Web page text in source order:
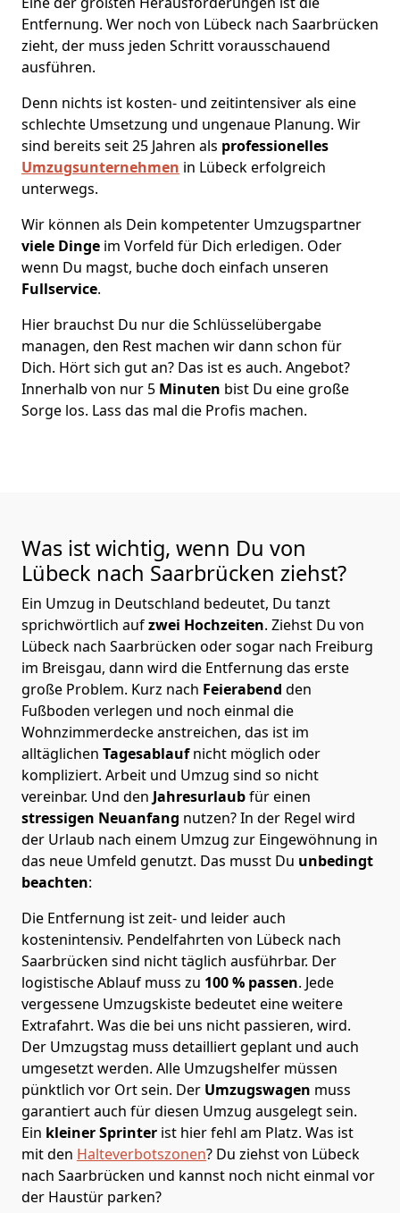
Entfernung. Wer noch von Lübeck nach Saarbrücken
zieht, der muss jeden Schritt vorausschauend
ausführen.
Denn nichts ist kosten- und zeitintensiver als eine
schlechte Umsetzung und ungenaue Planung. Wir
sind bereits seit 25 Jahren als professionelles
Umzugsunternehmen in Lübeck erfolgreich
unterwegs.
Wir können als Dein kompetenter Umzugspartner
viele Dinge im Vorfeld für Dich erledigen. Oder
wenn Du magst, buche doch einfach unseren
Fullservice.
Hier brauchst Du nur die Schlüsselübergabe
managen, den Rest machen wir dann schon für
Dich. Hört sich gut an? Das ist es auch. Angebot?
Innerhalb von nur 5 Minuten bist Du eine große
Sorge los. Lass das mal die Profis machen.
Was ist wichtig, wenn Du von
Lübeck nach Saarbrücken ziehst?
Ein Umzug in Deutschland bedeutet, Du tanzt
sprichwörtlich aufzwei Hochzeiten. Ziehst Du von
Lübeck nach Saarbrücken oder sogar nach Freiburg
im Breisgau, dann wird die Entfernung das erste
große Problem. Kurz nach Feierabend den
Fußboden verlegen und noch einmal die
Wohnzimmerdecke anstreichen, das ist im
alltäglichen Tagesablaufnicht möglich oder
kompliziert. Arbeit und Umzug sind so nicht
vereinbar. Und den Jahresurlaubfür einen
stressigen Neuanfang nutzen? In der Regel wird
der Urlaub nach einem Umzug zur Eingewöhnung in
das neue Umfeld genutzt. Das musst Du unbedingt
beachten:
Die Entfernung ist zeit- und leider auch
kostenintensiv. Pendelfahrten von Lübeck nach
Saarbrücken sind nicht täglich ausführbar. Der
logistische Ablauf muss zu 100 % passen. Jede
vergessene Umzugskiste bedeutet eine weitere
Extrafahrt. Was die bei uns nicht passieren, wird.
Der Umzugstag muss detailliert geplant und auch
umgesetzt werden. Alle Umzugshelfer müssen
pünktlich vor Ort sein. Der Umzugswagen muss
garantiert auch für diesen Umzug ausgelegt sein.
Ein kleiner Sprinter ist hier fehl am Platz. Was ist
mit den Halteverbotszonen? Du ziehst von Lübeck
nach Saarbrücken und kannst noch nicht einmal vor
der Haustür parken?